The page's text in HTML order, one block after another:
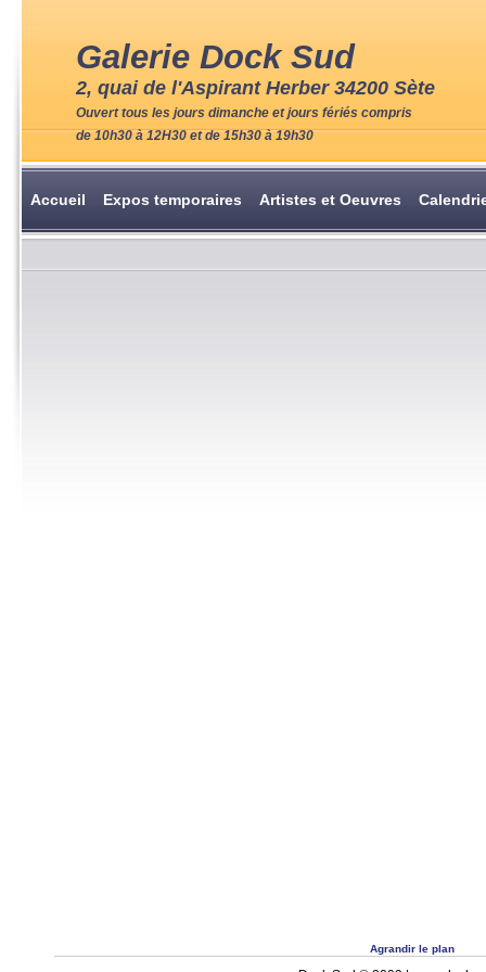
Galerie Dock Sud
2, quai de l'Aspirant Herber 34200 Sète
Ouvert tous les jours dimanche et jours fériés compris
de 10h30 à 12H30 et de 15h30 à 19h30
Accueil Expos temporaires Artistes et Oeuvres
Agrandir le plan